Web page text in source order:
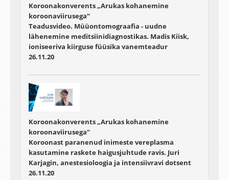
Koroonakonverents „Arukas kohanemine
koroonaviirusega“
Teadusvideo. Müüontomograafia - uudne
lähenemine meditsiinidiagnostikas. Madis Kiisk,
ioniseeriva kiirguse füüsika vanemteadur
26.11.20
Koroonakonverents „Arukas kohanemine
koroonaviirusega“
Koroonast paranenud inimeste vereplasma
kasutamine raskete haigusjuhtude ravis. Juri
Karjagin, anestesioloogia ja intensiivravi dotsent
26.11.20